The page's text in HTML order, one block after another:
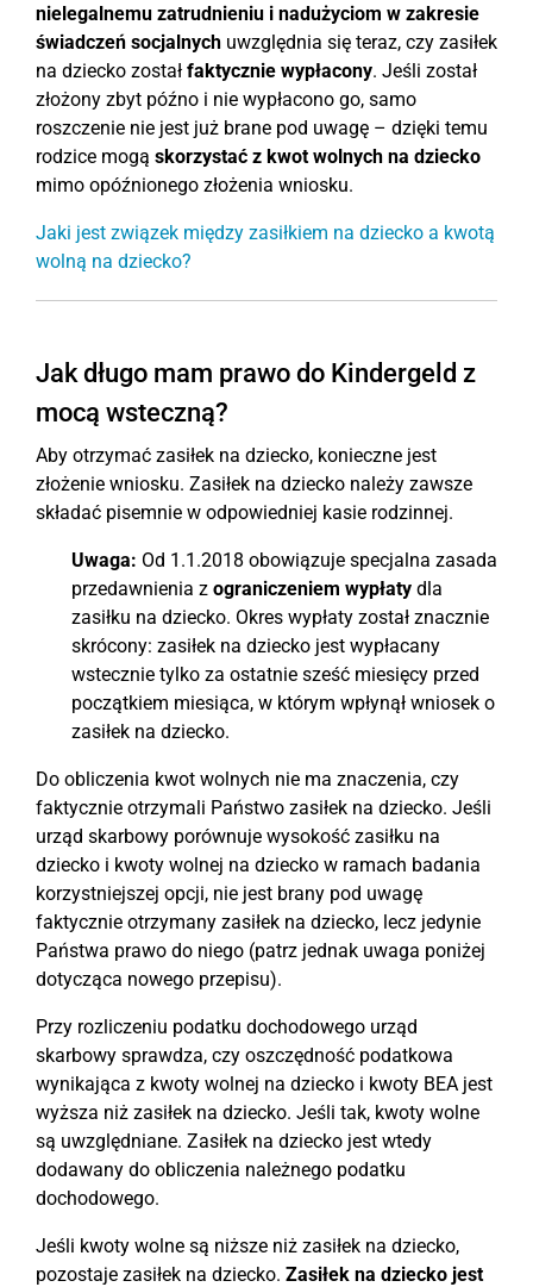
nielegalnemu zatrudnieniu i nadużyciom w zakresie
świadczeń socjalnych uwzględnia się teraz, czy zasiłek
na dziecko został faktycznie wypłacony. Jeśli został
złożony zbyt późno i nie wypłacono go, samo
roszczenie nie jest już brane pod uwagę – dzięki temu
rodzice mogą skorzystać z kwot wolnych na dziecko
mimo opóźnionego złożenia wniosku.
Jaki jest związek między zasiłkiem na dziecko a kwotą
wolną na dziecko?
Jak długo mam prawo do Kindergeld z
mocą wsteczną?
Aby otrzymać zasiłek na dziecko, konieczne jest
złożenie wniosku. Zasiłek na dziecko należy zawsze
składać pisemnie w odpowiedniej kasie rodzinnej.
Uwaga: Od 1.1.2018 obowiązuje specjalna zasada
przedawnienia z ograniczeniem wypłaty dla
zasiłku na dziecko. Okres wypłaty został znacznie
skrócony: zasiłek na dziecko jest wypłacany
wstecznie tylko za ostatnie sześć miesięcy przed
początkiem miesiąca, w którym wpłynął wniosek o
zasiłek na dziecko.
Do obliczenia kwot wolnych nie ma znaczenia, czy
faktycznie otrzymali Państwo zasiłek na dziecko. Jeśli
urząd skarbowy porównuje wysokość zasiłku na
dziecko i kwoty wolnej na dziecko w ramach badania
korzystniejszej opcji, nie jest brany pod uwagę
faktycznie otrzymany zasiłek na dziecko, lecz jedynie
Państwa prawo do niego (patrz jednak uwaga poniżej
dotycząca nowego przepisu).
Przy rozliczeniu podatku dochodowego urząd
skarbowy sprawdza, czy oszczędność podatkowa
wynikająca z kwoty wolnej na dziecko i kwoty BEA jest
wyższa niż zasiłek na dziecko. Jeśli tak, kwoty wolne
są uwzględniane. Zasiłek na dziecko jest wtedy
dodawany do obliczenia należnego podatku
dochodowego.
Jeśli kwoty wolne są niższe niż zasiłek na dziecko,
pozostaje zasiłek na dziecko. Zasiłek na dziecko jest